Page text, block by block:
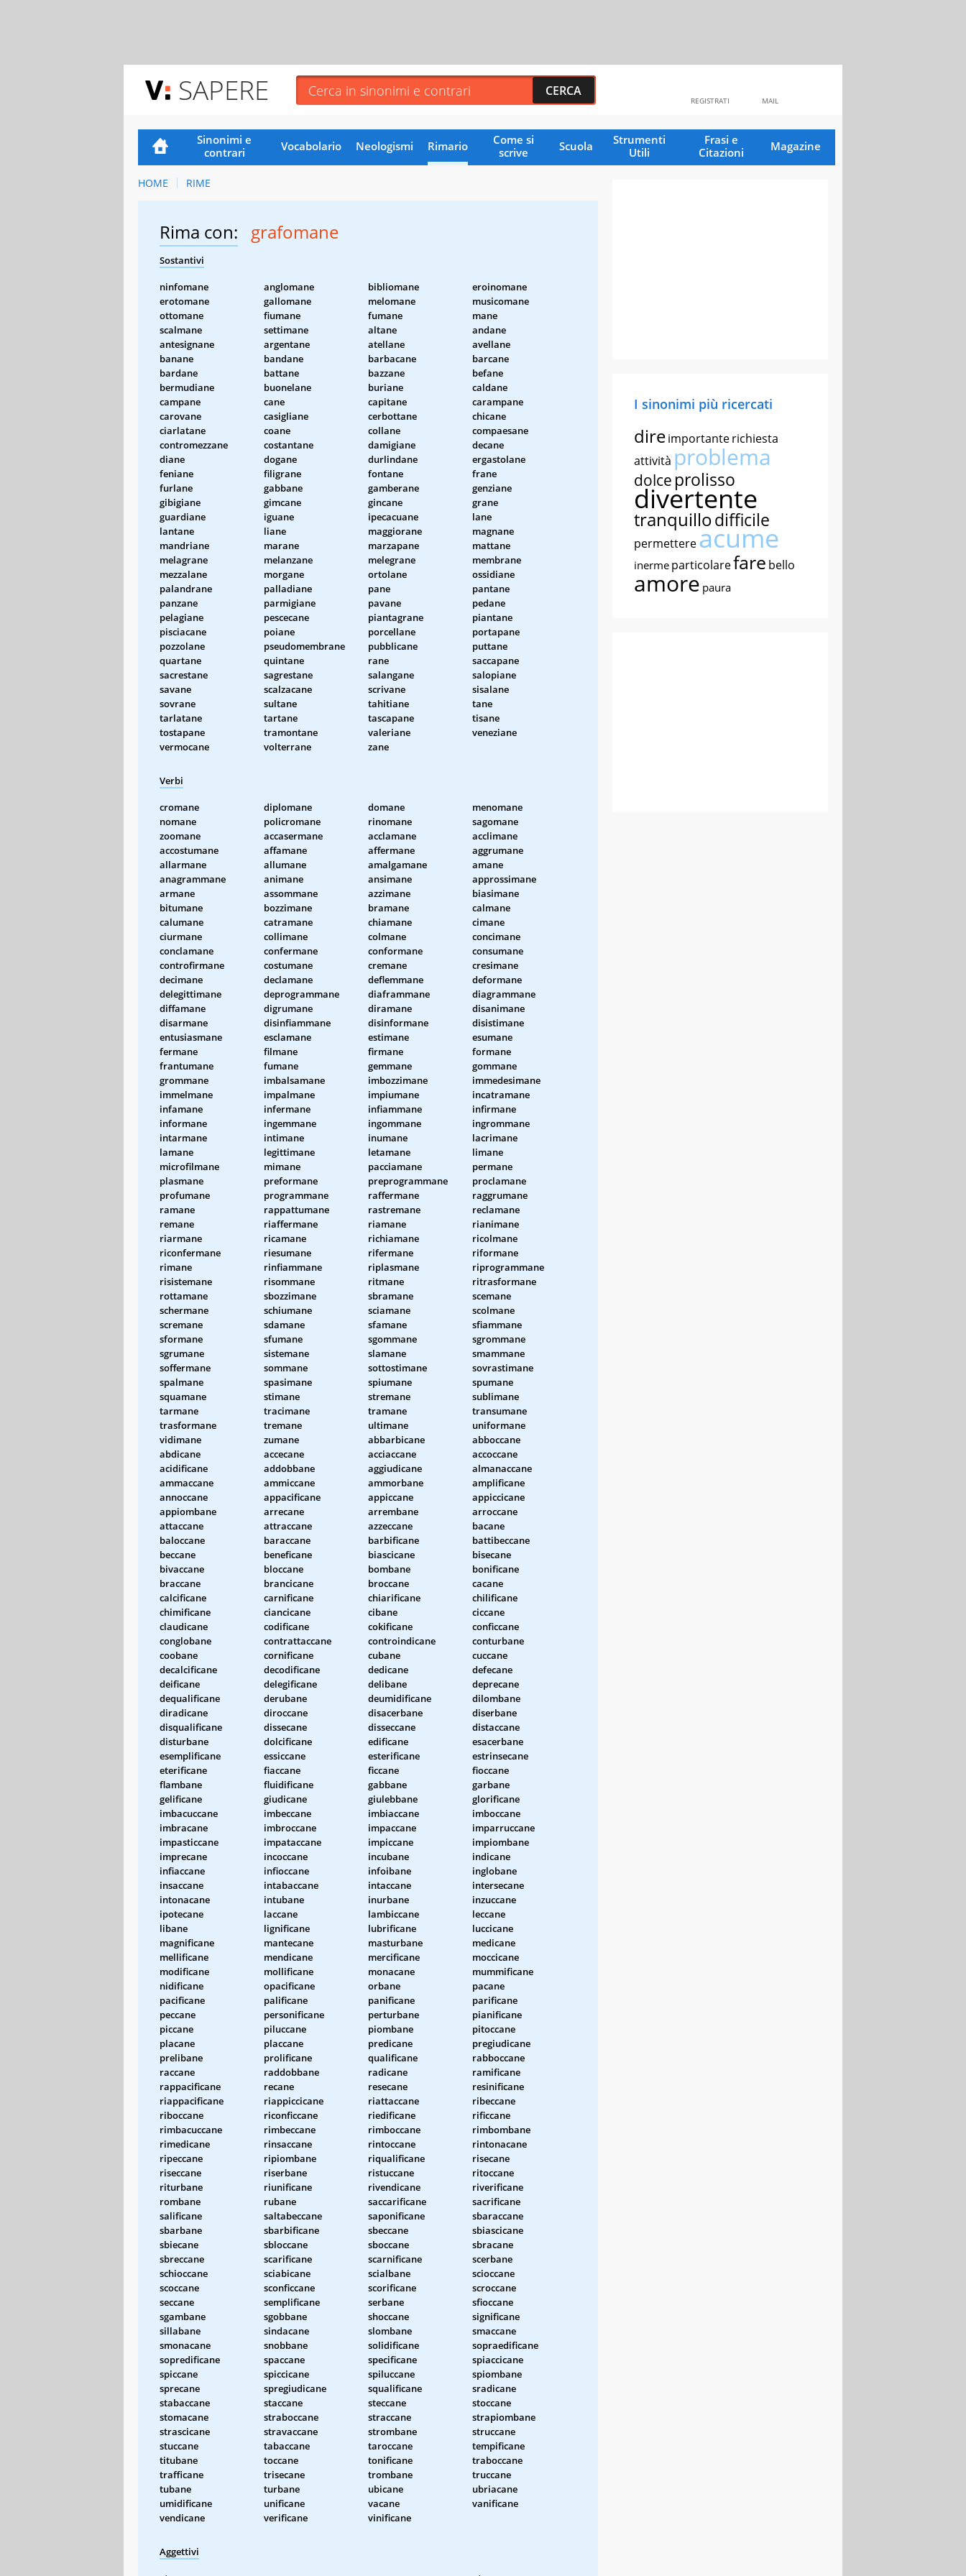
SAPERE MAIL
REGISTRATI
Sinonimi e
contrari
Vocabolario Neologismi Rimario
Come si
scrive
Scuola
Strumenti
Utili
Frasi e
Citazioni
Magazine
HOME RIME
Rima con: grafomane
Sostantivi
ninfomane anglomane bibliomane
eroinomane
erotomane
gallomane melomane
musicomane
ottomane
fiumane fumane
mane
scalmane
settimane altane
andane
antesignane
argentane atellane
avellane
banane
bandane barbacane
barcane
bardane
battane bazzane
befane
bermudiane
buonelane buriane
caldane
campane
cane capitane
carampane
carovane
casigliane cerbottane
chicane
ciarlatane
coane collane
compaesane
contromezzane
costantane damigiane
decane
diane
dogane durlindane
ergastolane
feniane
filigrane fontane
frane
furlane
gabbane gamberane
genziane
gibigiane
gimcane gincane
grane
guardiane
iguane ipecacuane
lane
lantane
liane maggiorane
magnane
mandriane
marane marzapane
mattane
melagrane
melanzane melegrane
membrane
mezzalane
morgane ortolane
ossidiane
palandrane
palladiane pane
pantane
panzane
parmigiane pavane
pedane
pelagiane
pescecane piantagrane
piantane
pisciacane
poiane porcellane
portapane
pozzolane
pseudomembrane pubblicane
puttane
quartane
quintane rane
saccapane
sacrestane
sagrestane salangane
salopiane
savane
scalzacane scrivane
sisalane
sovrane
sultane tahitiane
tane
tarlatane
tartane tascapane
tisane
tostapane
tramontane valeriane
veneziane
vermocane
volterrane zane
Verbi
cromane diplomane domane
menomane
nomane
policromane rinomane
sagomane
zoomane
accasermane acclamane
acclimane
accostumane
affamane affermane
aggrumane
allarmane
allumane amalgamane
amane
anagrammane
animane ansimane
approssimane
armane
assommane azzimane
biasimane
bitumane
bozzimane bramane
calmane
calumane
catramane chiamane
cimane
ciurmane
collimane colmane
concimane
conclamane
confermane conformane
consumane
controfirmane
costumane cremane
cresimane
decimane
declamane deflemmane
deformane
delegittimane
deprogrammane diaframmane
diagrammane
diffamane
digrumane diramane
disanimane
disarmane
disinfiammane disinformane
disistimane
entusiasmane
esclamane estimane
esumane
fermane
filmane firmane
formane
frantumane
fumane gemmane
gommane
grommane
imbalsamane imbozzimane
immedesimane
immelmane
impalmane impiumane
incatramane
infamane
infermane infiammane
infirmane
informane
ingemmane ingommane
ingrommane
intarmane
intimane inumane
lacrimane
lamane
legittimane letamane
limane
microfilmane
mimane pacciamane
permane
plasmane
preformane preprogrammane
proclamane
profumane
programmane raffermane
raggrumane
ramane
rappattumane rastremane
reclamane
remane
riaffermane riamane
rianimane
riarmane
ricamane richiamane
ricolmane
riconfermane
riesumane rifermane
riformane
rimane
rinfiammane riplasmane
riprogrammane
risistemane
risommane ritmane
ritrasformane
rottamane
sbozzimane sbramane
scemane
schermane
schiumane sciamane
scolmane
scremane
sdamane sfamane
sfiammane
sformane
sfumane sgommane
sgrommane
sgrumane
sistemane slamane
smammane
soffermane
sommane sottostimane
sovrastimane
spalmane
spasimane spiumane
spumane
squamane
stimane stremane
sublimane
tarmane
tracimane tramane
transumane
trasformane
tremane ultimane
uniformane
vidimane
zumane abbarbicane
abboccane
abdicane
accecane acciaccane
accoccane
acidificane
addobbane aggiudicane
almanaccane
ammaccane
ammiccane ammorbane
amplificane
annoccane
appacificane appiccane
appiccicane
appiombane
arrecane arrembane
arroccane
attaccane
attraccane azzeccane
bacane
baloccane
baraccane barbificane
battibeccane
beccane
beneficane biascicane
bisecane
bivaccane
bloccane bombane
bonificane
braccane
brancicane broccane
cacane
calcificane
carnificane chiarificane
chilificane
chimificane
ciancicane cibane
ciccane
claudicane
codificane cokificane
conficcane
conglobane
contrattaccane controindicane
conturbane
coobane
cornificane cubane
cuccane
decalcificane
decodificane dedicane
defecane
deificane
delegificane delibane
deprecane
dequalificane
derubane deumidificane
dilombane
diradicane
diroccane disacerbane
diserbane
disqualificane
dissecane disseccane
distaccane
disturbane
dolcificane edificane
esacerbane
esemplificane
essiccane esterificane
estrinsecane
eterificane
fiaccane ficcane
fioccane
flambane
fluidificane gabbane
garbane
gelificane
giudicane giulebbane
glorificane
imbacuccane
imbeccane imbiaccane
imboccane
imbracane
imbroccane impaccane
imparruccane
impasticcane
impataccane impiccane
impiombane
imprecane
incoccane incubane
indicane
infiaccane
infioccane infoibane
inglobane
insaccane
intabaccane intaccane
intersecane
intonacane
intubane inurbane
inzuccane
ipotecane
laccane lambiccane
leccane
libane
lignificane lubrificane
luccicane
magnificane
mantecane masturbane
medicane
mellificane
mendicane mercificane
moccicane
modificane
mollificane monacane
mummificane
nidificane
opacificane orbane
pacane
pacificane
palificane panificane
parificane
peccane
personificane perturbane
pianificane
piccane
piluccane piombane
pitoccane
placane
placcane predicane
pregiudicane
prelibane
prolificane qualificane
rabboccane
raccane
raddobbane radicane
ramificane
rappacificane
recane resecane
resinificane
riappacificane
riappiccicane riattaccane
ribeccane
riboccane
riconficcane riedificane
rificcane
rimbacuccane
rimbeccane rimboccane
rimbombane
rimedicane
rinsaccane rintoccane
rintonacane
ripeccane
ripiombane riqualificane
risecane
riseccane
riserbane ristuccane
ritoccane
riturbane
riunificane rivendicane
riverificane
rombane
rubane saccarificane
sacrificane
salificane
saltabeccane saponificane
sbaraccane
sbarbane
sbarbificane sbeccane
sbiascicane
sbiecane
sbloccane sboccane
sbracane
sbreccane
scarificane scarnificane
scerbane
schioccane
sciabicane scialbane
scioccane
scoccane
sconficcane scorificane
scroccane
seccane
semplificane serbane
sfioccane
sgambane
sgobbane shoccane
significane
sillabane
sindacane slombane
smaccane
smonacane
snobbane solidificane
sopraedificane
sopredificane
spaccane specificane
spiaccicane
spiccane
spiccicane spiluccane
spiombane
sprecane
spregiudicane squalificane
sradicane
stabaccane
staccane steccane
stoccane
stomacane
straboccane straccane
strapiombane
strascicane
stravaccane strombane
struccane
stuccane
tabaccane taroccane
tempificane
titubane
toccane tonificane
traboccane
trafficane
trisecane trombane
truccane
tubane
turbane ubicane
ubriacane
umidificane
unificane vacane
vanificane
vendicane
verificane vinificane
Aggettivi
I sinonimi più ricercati
direimportanterichiesta
attività problema
dolce prolisso
divertente
tranquillodifficile
permettereacume
inerme particolarefare bello
amore paura